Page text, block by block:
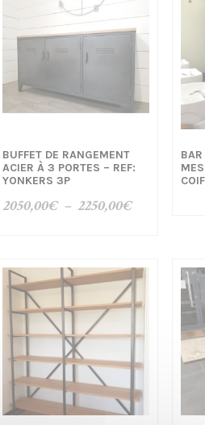
BUFFET DE RANGEMENT
ACIER À 3 PORTES – REF:
YONKERS 3P
2050,00€ – 2250,00€Plage
2050,00€
à
2250,00€